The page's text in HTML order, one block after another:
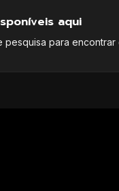
aqui
para encontrar